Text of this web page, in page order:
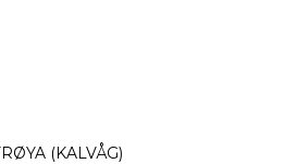
(KALVÅG)